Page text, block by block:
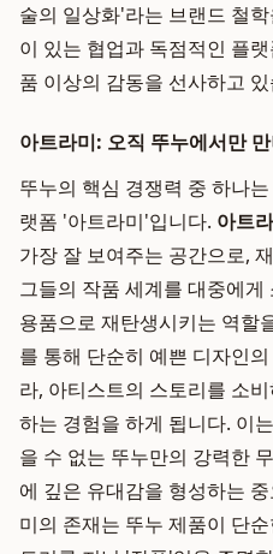
술의 일상화'라는 브랜드 철
이 있는 협업과 독점적인 플
품 이상의 감동을 선사하고
아트라미: 오직 뚜누에서만
뚜누의 핵심 경쟁력 중 하나
랫폼 '아트라미'입니다. 아트
가장 잘 보여주는 공간으로,
그들의 작품 세계를 대중에
용품으로 재탄생시키는 역할
를 통해 단순히 예쁜 디자인
라, 아티스트의 스토리를 소
하는 경험을 하게 됩니다. 이
을 수 없는 뚜누만의 강력한
에 깊은 유대감을 형성하는
미의 존재는 뚜누 제품이 단